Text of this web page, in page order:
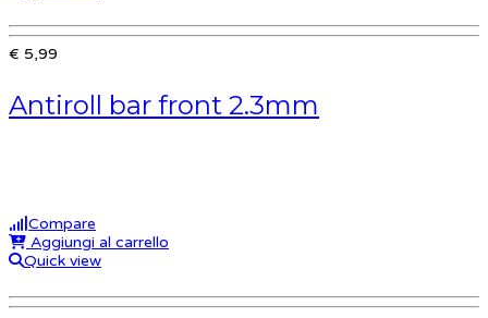
€ 5,99
Antiroll bar front 2.3mm
Compare
Aggiungi al carrello
Quick view